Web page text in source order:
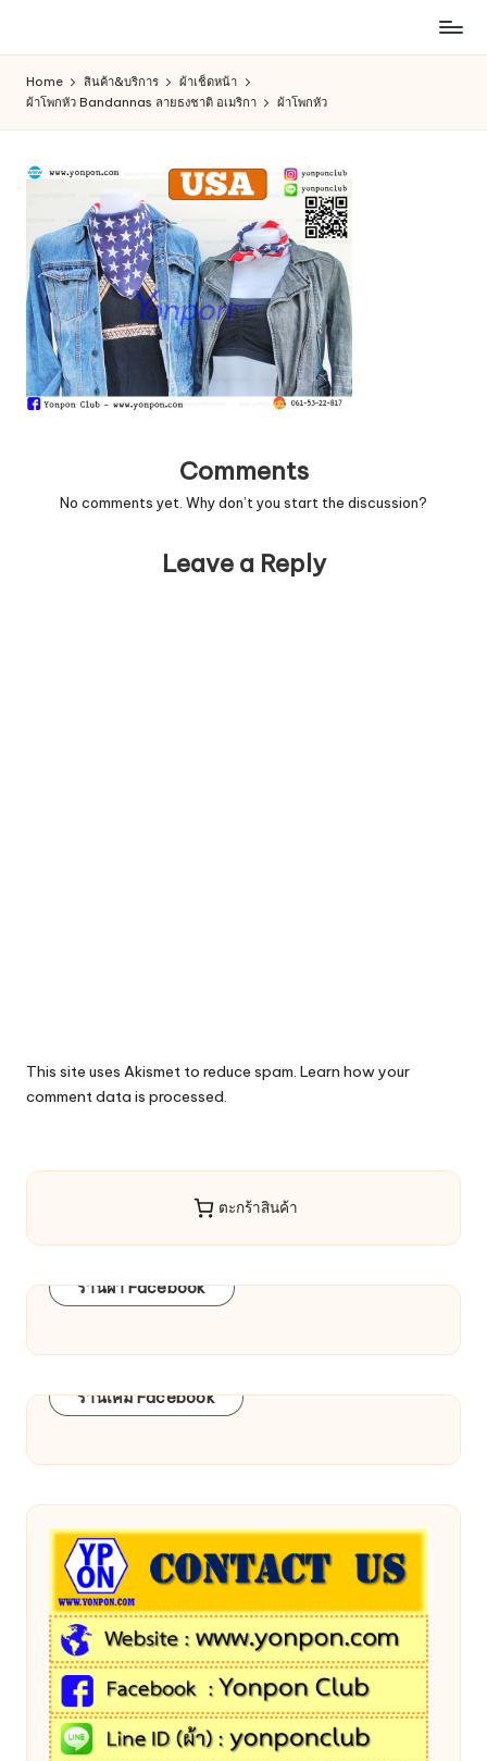
content
สินค้า
คน
ช็อป
Home สินค้า&บริการ
ผ้าเช็ดหน้า
ผ้าโพกหัว Bandannas ลายธงชาติ อเมริกา
ผ้าโพกหัว
Comments
No comments yet. Why don’t you start the discussion?
Leave a Reply
This site uses Akismet to reduce spam. Learn how your
comment data is processed.
ตะกร้าสินค้า
ร้านผ้า Facebook
ร้านเคมี Facebook